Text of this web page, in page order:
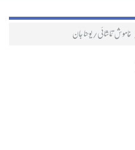
خاموش تماشائی/یوحنا جان